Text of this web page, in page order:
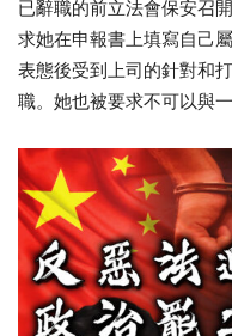
已辭職的前立法會保安召
求她在申報書上填寫自己
表態後受到上司的針對和
職。她也被要求不可以與